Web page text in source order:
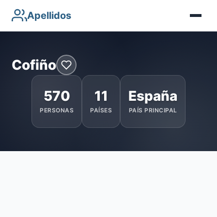
Apellidos
Cofiño
570
PERSONAS
11
PAÍSES
España
PAÍS PRINCIPAL